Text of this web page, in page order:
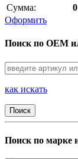
Сумма:
0
Оформить
Поиск по OEM
как искать
Поиск
Поиск по марке